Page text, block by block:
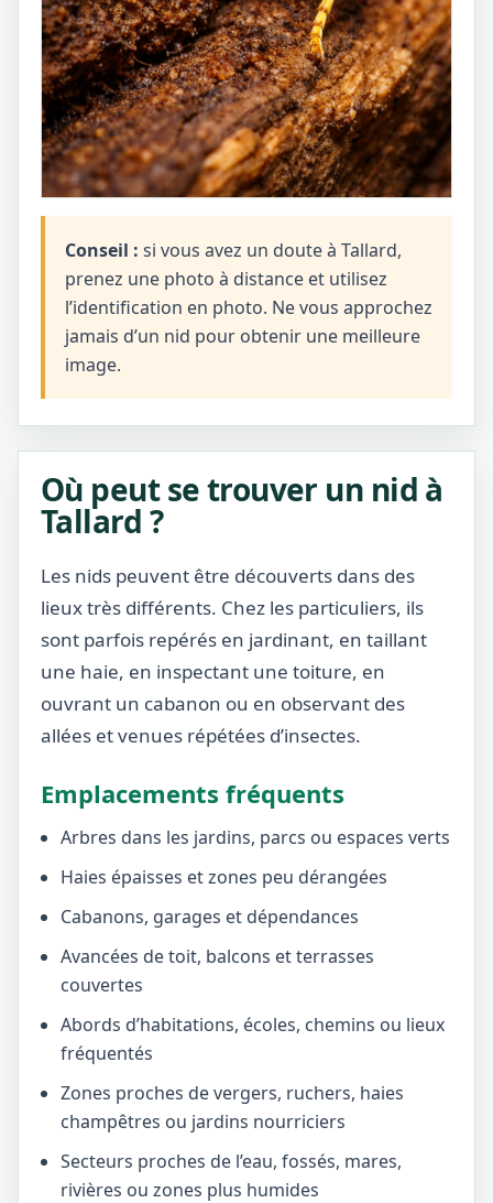
Conseil : si vous avez un doute à Tallard,
prenez une photo à distance et utilisez
l’identification en photo. Ne vous approchez
jamais d’un nid pour obtenir une meilleure
image.
Où peut se trouver un nid à
Tallard ?
Les nids peuvent être découverts dans des
lieux très différents. Chez les particuliers, ils
sont parfois repérés en jardinant, en taillant
une haie, en inspectant une toiture, en
ouvrant un cabanon ou en observant des
allées et venues répétées d’insectes.
Emplacements fréquents
Arbres dans les jardins, parcs ou espaces verts
Haies épaisses et zones peu dérangées
Cabanons, garages et dépendances
Avancées de toit, balcons et terrasses
couvertes
Abords d’habitations, écoles, chemins ou lieux
fréquentés
Zones proches de vergers, ruchers, haies
champêtres ou jardins nourriciers
Secteurs proches de l’eau, fossés, mares,
rivières ou zones plus humides